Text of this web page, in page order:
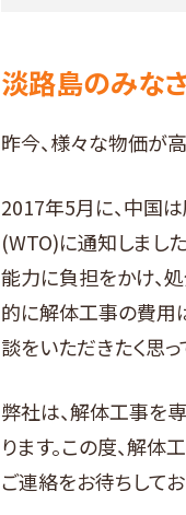
淡路島のみな
昨今、様々な物価が
2017年5月に、中国
(WTO)に通知しまし
能力に負担をかけ、
的に解体工事の費用
談をいただきたく思っ
弊社は、解体工事を
ります。この度、解
ご連絡をお待ちしてお